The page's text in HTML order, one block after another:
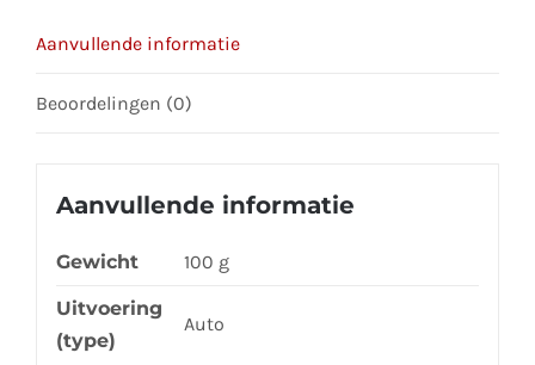
Aanvullende informatie
Beoordelingen (0)
Aanvullende informatie
Gewicht 100 g
Uitvoering
(type)
Auto